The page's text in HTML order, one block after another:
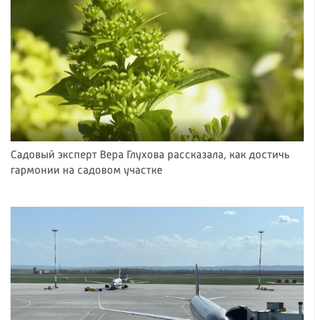
Садовый эксперт Вера Глухова рассказала, как достичь
гармонии на садовом участке